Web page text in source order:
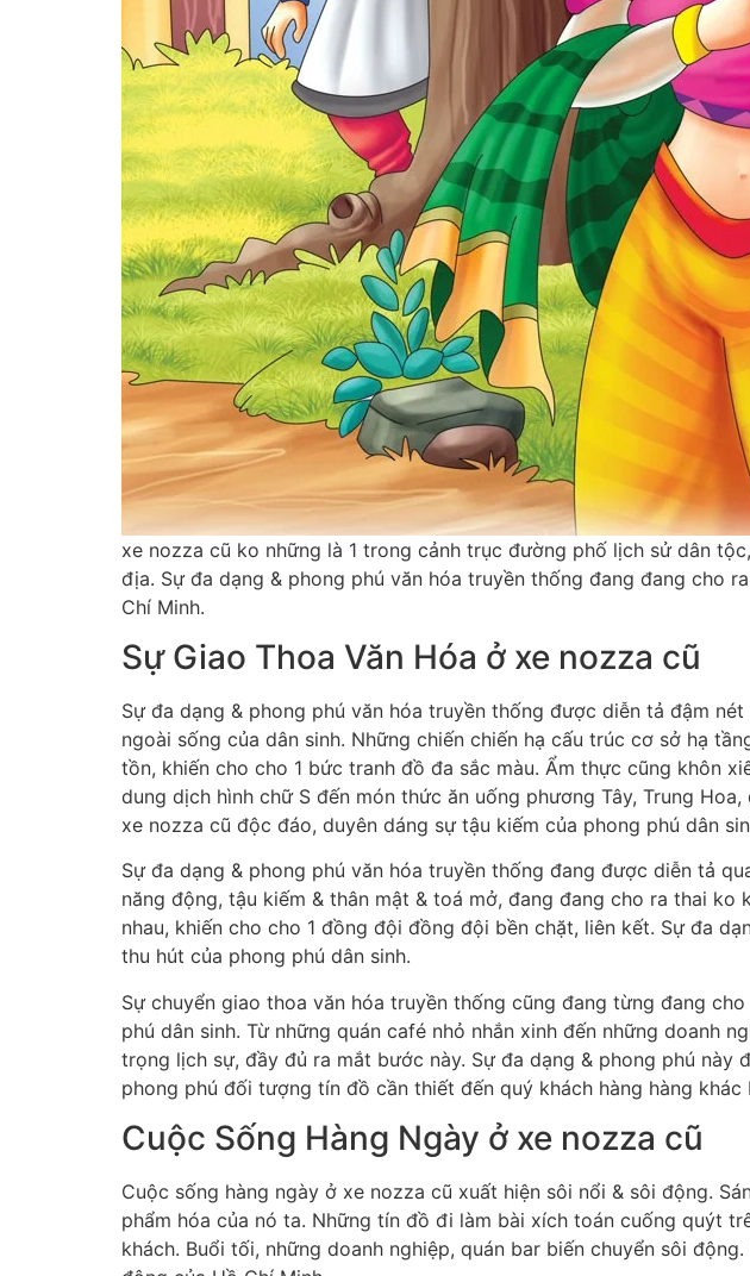
xe nozza cũ ko những là 1 trong cảnh trục đường phố lịch sử dân
địa. Sự đa dạng & phong phú văn hóa truyền thống đang đang cho
Chí Minh.
Sự Giao Thoa Văn Hóa ở xe nozza cũ
Sự đa dạng & phong phú văn hóa truyền thống được diễn tả đậm
ngoài sống của dân sinh. Những chiến chiến hạ cấu trúc cơ sở hạ
tồn, khiến cho cho 1 bức tranh đồ đa sắc màu. Ẩm thực cũng khôn
dung dịch hình chữ S đến món thức ăn uống phương Tây, Trung
xe nozza cũ độc đáo, duyên dáng sự tậu kiếm của phong phú dân
Sự đa dạng & phong phú văn hóa truyền thống đang được diễn tả
năng động, tậu kiếm & thân mật & toá mở, đang đang cho ra thai
nhau, khiến cho cho 1 đồng đội đồng đội bền chặt, liên kết. Sự đa
thu hút của phong phú dân sinh.
Sự chuyển giao thoa văn hóa truyền thống cũng đang từng đang
phú dân sinh. Từ những quán café nhỏ nhắn xinh đến những doanh
trọng lịch sự, đầy đủ ra mắt bước này. Sự đa dạng & phong phú này
phong phú đối tượng tín đồ cần thiết đến quý khách hàng hàng khác
Cuộc Sống Hàng Ngày ở xe nozza cũ
Cuộc sống hàng ngày ở xe nozza cũ xuất hiện sôi nổi & sôi động.
phẩm hóa của nó ta. Những tín đồ đi làm bài xích toán cuống quýt
khách. Buổi tối, những doanh nghiệp, quán bar biến chuyển sôi